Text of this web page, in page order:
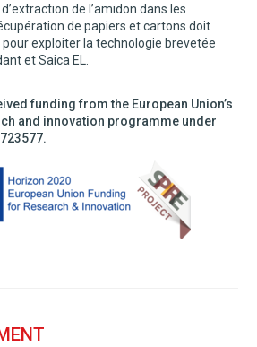
de l’amidon dans les
de papiers et cartons doit
exploiter la technologie brevetée
et Saica EL.
funding from the European Union’s
and innovation programme under